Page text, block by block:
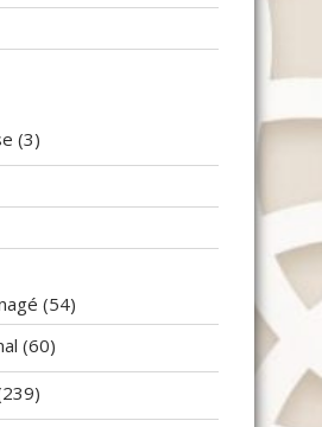
(3)
(54)
(60)